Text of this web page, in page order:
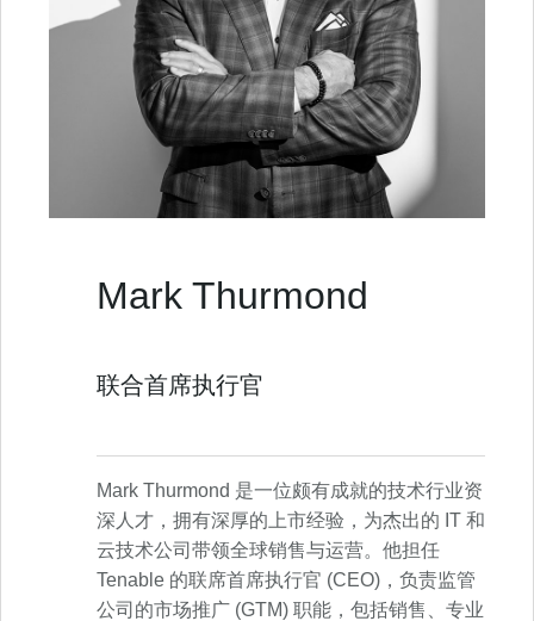
Mark Thurmond
联合首席执行官
Mark Thurmond 是一位颇有成就的技术行业资
深人才，拥有深厚的上市经验，为杰出的 IT 和
云技术公司带领全球销售与运营。他担任
Tenable 的联席首席执行官 (CEO)，负责监管
公司的市场推广 (GTM) 职能，包括销售、专业